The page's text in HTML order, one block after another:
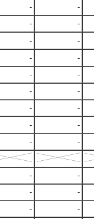
-
-
-
-
-
-
-
-
-
-
-
-
-
-
-
-
-
-
-
-
-
-
-
-